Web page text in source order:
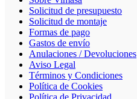
Solicitud de presupuesto
Solicitud de montaje
Formas de pago
Gastos de envío
Anulaciones / Devoluciones
Aviso Legal
Términos y Condiciones
Política de Cookies
Política de Privacidad